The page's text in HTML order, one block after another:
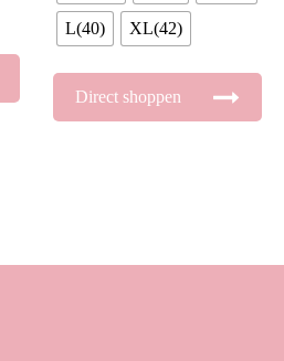
L(40) XL(42)
Direct shoppen